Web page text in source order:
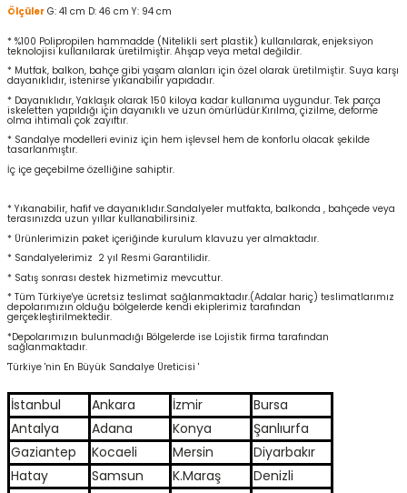
Ölçüler G: 41 cm D: 46 cm Y: 94 cm
* %100 Polipropilen hammadde (Nitelikli sert plastik) kullanılarak, enjeksiyon
teknolojisi kullanılarak üretilmiştir. Ahşap veya metal değildir.
* Mutfak, balkon, bahçe gibi yaşam alanları için özel olarak üretilmiştir. Suya karşı
dayanıklıdır, istenirse yıkanabilir yapıdadır.
* Dayanıklıdır, Yaklaşık olarak 150 kiloya kadar kullanıma uygundur. Tek parça
iskeletten yapıldığı için dayanıklı ve uzun ömürlüdür.Kırılma, çizilme, deforme
olma ihtimali çok zayıftır.
* Sandalye modelleri eviniz için hem işlevsel hem de konforlu olacak şekilde
tasarlanmıştır.
İç içe geçebilme özelliğine sahiptir.
* Yıkanabilir, hafif ve dayanıklıdır.Sandalyeler mutfakta, balkonda , bahçede veya
terasınızda uzun yıllar kullanabilirsiniz.
* Ürünlerimizin paket içeriğinde kurulum klavuzu yer almaktadır.
* Sandalyelerimiz 2 yıl Resmi Garantilidir.
* Satış sonrası destek hizmetimiz mevcuttur.
* Tüm Türkiye'ye ücretsiz teslimat sağlanmaktadır.(Adalar hariç) teslimatlarımız
depolarımızın olduğu bölgelerde kendi ekiplerimiz tarafından
gerçekleştirilmektedir.
*Depolarımızın bulunmadığı Bölgelerde ise Lojistik firma tarafından
sağlanmaktadır.
'Türkiye 'nin En Büyük Sandalye Üreticisi '
İstanbul Ankara İzmir
Bursa
Antalya
Adana Konya
Şanlıurfa
Gaziantep
Kocaeli Mersin
Diyarbakır
Hatay
Samsun K.Maraş
Denizli